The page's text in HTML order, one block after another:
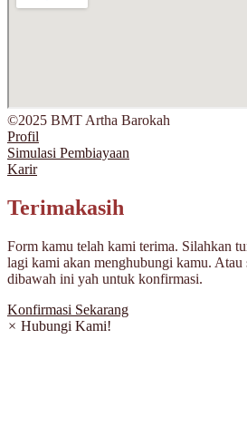
©2025 BMT Artha Barokah
Profil
Simulasi Pembiayaan
Karir
Terimakasih
Form kamu telah kami terima. Silahkan
lagi kami akan menghubungi kamu.
dibawah ini yah untuk konfirmasi.
Konfirmasi Sekarang
× Hubungi Kami!